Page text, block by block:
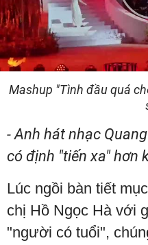
Mashup "Tình đầu quá
- Anh hát nhạc
có định "tiến xa" hơn
Lúc ngồi bàn tiết
chị Hồ Ngọc Hà với
"người có tuổi",